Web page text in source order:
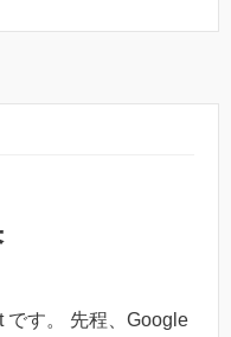
です。 先程、Google